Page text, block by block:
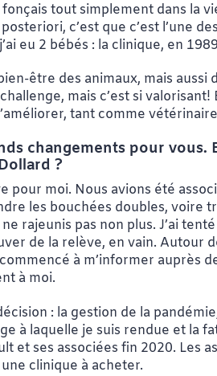
tout simplement dans la
c’est que c’est l’une
eu 2 bébés : la clinique, en
être des animaux, mais aussi
mais c’est si
tant comme
changements pour vous.
?
moi. Nous avions été
les bouchées doubles, voire
rajeunis pas non plus. J’ai
de la relève, en vain. Autour
à m’informer auprès
à moi.
: la gestion de la
à laquelle je suis rendue et la
ses associées fin 2020. Les
clinique à acheter.